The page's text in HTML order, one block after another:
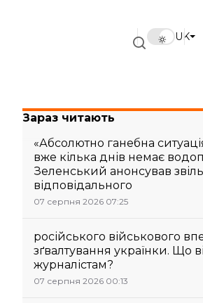
UK
Зараз читають
«Абсолютно ганебна
вже кілька днів немає
Зеленський анонсував
відповідального
07 серпня 2026 07:25
російського військового
зґвалтування українки. Що
журналістам?
07 серпня 2026 00:13